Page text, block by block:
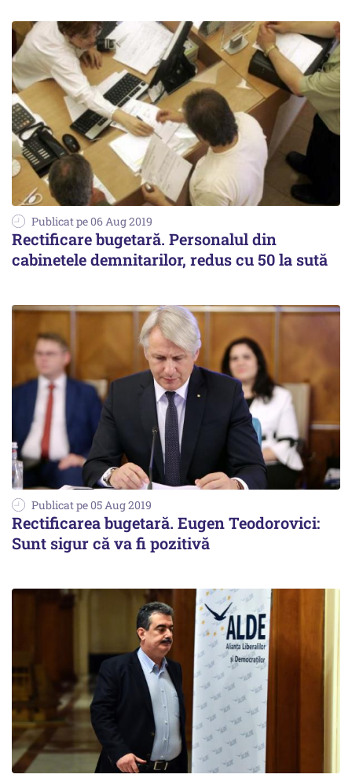
Publicat pe 06 Aug 2019
Rectificare bugetară. Personalul din
cabinetele demnitarilor, redus cu 50 la sută
Publicat pe 05 Aug 2019
Rectificarea bugetară. Eugen Teodorovici:
Sunt sigur că va fi pozitivă